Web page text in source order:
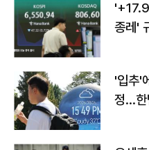
종레'
'입추'
정…한